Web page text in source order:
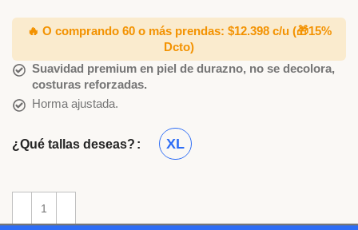
🔥 O comprando 60 o más prendas: $12.398 c/u (🎁15%
Dcto)
Suavidad premium en piel de durazno, no se decolora,
costuras reforzadas.
Horma ajustada.
¿Qué tallas deseas? XL